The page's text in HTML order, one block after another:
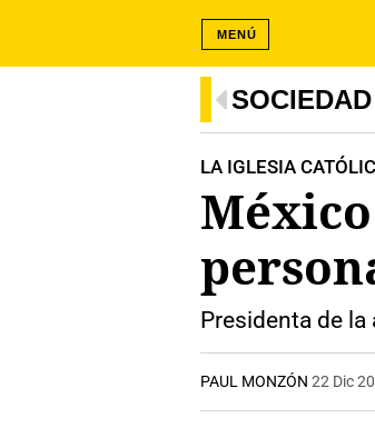
MENÚ
SOCIEDAD
LA IGLESIA
Presidenta de
PAUL MONZÓN 22 Dic